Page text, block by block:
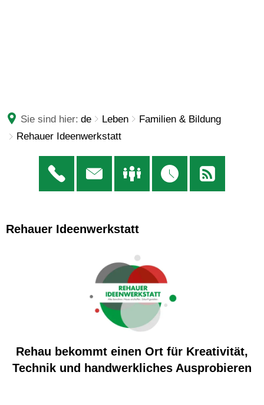
Sie sind hier: de Leben
Familien & Bildung
Rehauer Ideenwerkstatt
Rehauer Ideenwerkstatt
Rehau bekommt einen Ort für Kreativität,
Technik und handwerkliches Ausprobieren